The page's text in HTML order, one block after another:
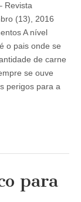
Revista
(13), 2016
A nível
o pais onde se
de carne
se ouve
perigos para a
para